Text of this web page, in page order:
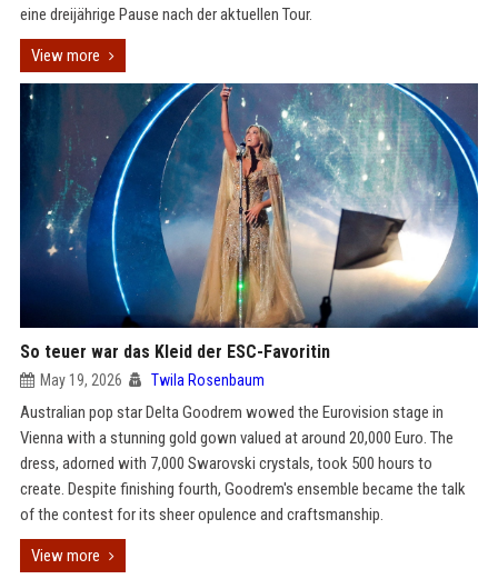
eine dreijährige Pause nach der aktuellen Tour.
View more
So teuer war das Kleid der ESC-Favoritin
May 19, 2026 Twila Rosenbaum
Australian pop star Delta Goodrem wowed the Eurovision stage in
Vienna with a stunning gold gown valued at around 20,000 Euro. The
dress, adorned with 7,000 Swarovski crystals, took 500 hours to
create. Despite finishing fourth, Goodrem's ensemble became the talk
of the contest for its sheer opulence and craftsmanship.
View more